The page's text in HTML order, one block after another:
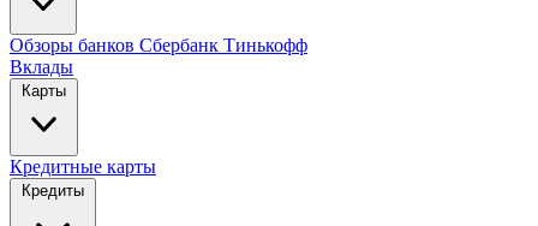
Обзоры банков Сбербанк Тинькофф
Вклады
Карты
Кредитные карты
Кредиты